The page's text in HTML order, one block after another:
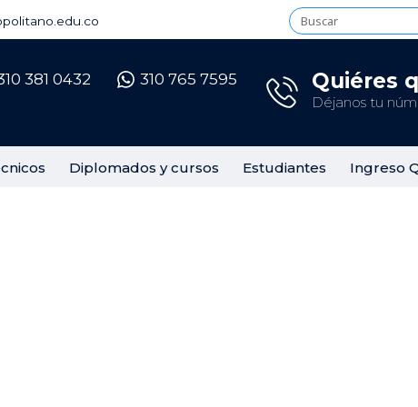
381 0432 310 765 7595 Quiéres
Déjanos tu
Diplomados y cursos Estudiantes Ingreso